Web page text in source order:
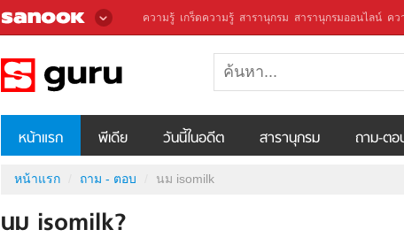
ความรู้ เกร็ดความรู้ สารานุกรม สารานุกรมออนไลน์ คว
หน้าแรก พีเดีย วันนี้ในอดีต สารานุกรม ถาม-ตอ
หน้าแรก ถาม - ตอบ นม isomilk
นม isomilk?